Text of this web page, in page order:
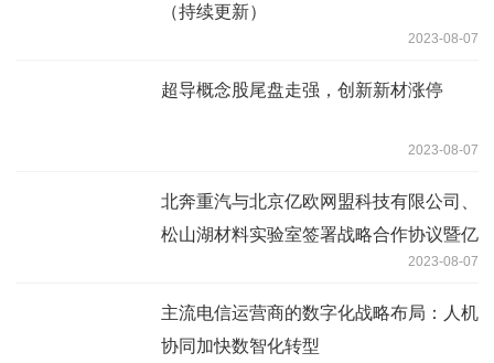
（持续更新）
2023-08-07
超导概念股尾盘走强，创新新材涨停
2023-08-07
北奔重汽与北京亿欧网盟科技有限公司、
松山湖材料实验室签署战略合作协议暨亿
2023-08-07
主流电信运营商的数字化战略布局：人机
协同加快数智化转型